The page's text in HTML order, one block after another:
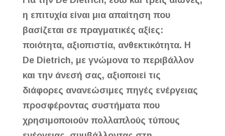
η επιτυχία είναι μια απαίτηση που
βασίζεται σε πραγματικές αξίες:
ποιότητα, αξιοπιστία, ανθεκτικότητα. Η
De Dietrich, με γνώμονα το περιβάλλον
και την άνεσή σας, αξιοποιεί τις
διάφορες ανανεώσιμες πηγές ενέργειας
προσφέροντας συστήματα που
χρησιμοποιούν πολλαπλούς τύπους